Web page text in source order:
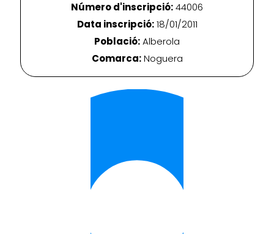
Número d'inscripció:44006
Data inscripció:18/01/2011
Població:Alberola
Comarca:Noguera